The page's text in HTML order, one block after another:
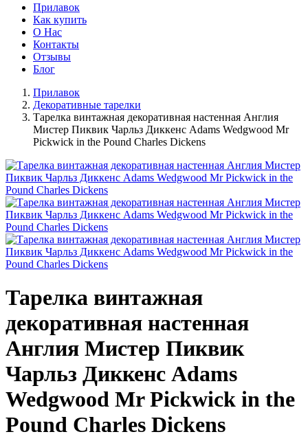
Прилавок
Как купить
О Нас
Контакты
Отзывы
Блог
Прилавок
Декоративные тарелки
Тарелка винтажная декоративная настенная Англия
Мистер Пиквик Чарльз Диккенс Adams Wedgwood Mr
Pickwick in the Pound Charles Dickens
Тарелка винтажная
декоративная настенная
Англия Мистер Пиквик
Чарльз Диккенс Adams
Wedgwood Mr Pickwick in the
Pound Charles Dickens